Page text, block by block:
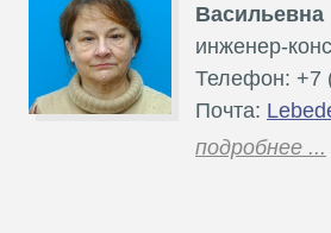
Васильевна
инженер-
Телефон: +7
Почта:
подробнее ...